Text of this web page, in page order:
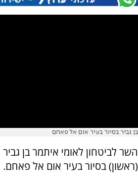
בן גביר בסיור בעיר אום אל פאחם
השר לביטחון לאומי איתמר בן
(ראשון) בסיור בעיר אום אל פאחם.